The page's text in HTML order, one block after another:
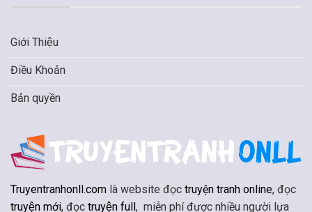
Giới Thiệu
Điều Khoản
Bản quyền
Truyentranhonll.com là website đọc truyện tranh online, đọc
truyện mới, đọc truyện full, miễn phí được nhiều người lựa